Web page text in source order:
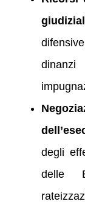
degli
delle